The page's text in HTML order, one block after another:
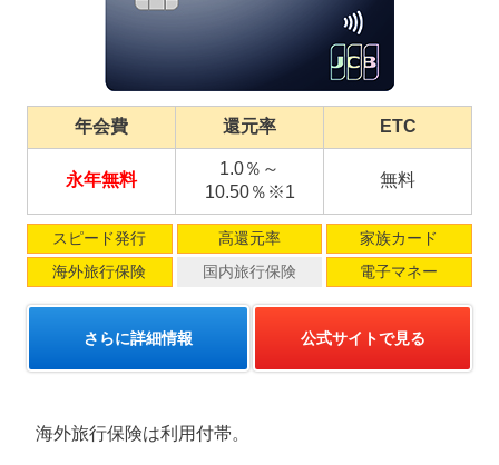
年会費 還元率 ETC
永年無料
1.0％～
10.50％※1
無料
スピード発行 高還元率
家族カード
海外旅行保険
国内旅行保険 電子マネー
さらに詳細情報 公式サイトで見る
海外旅行保険は利用付帯。